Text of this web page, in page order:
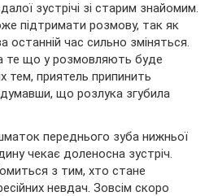
зустрічі зі старим знайомим.
підтримати розмову, так як
останній час сильно зміняться.
те що у розмовляють буде
тем, приятель припинить
що розлука згубила
переднього зуба нижньої
чекає доленосна зустріч.
з тим, хто стане
невдач. Зовсім скоро